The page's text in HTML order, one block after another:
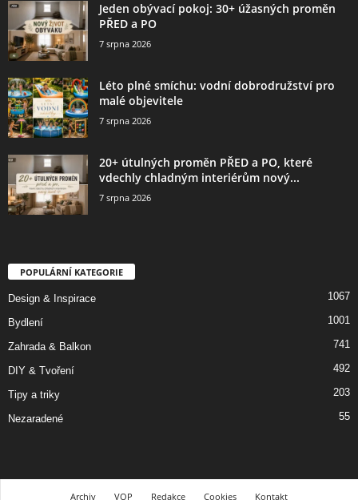
Jeden obývací pokoj: 30+ úžasných proměn
PŘED a PO
7 srpna 2026
Léto plné smíchu: vodní dobrodružství pro
malé objevitele
7 srpna 2026
20+ útulných proměn PŘED a PO, které
vdechly chladným interiérům nový...
7 srpna 2026
POPULÁRNÍ KATEGORIE
Design & Inspirace 1067
Bydlení 1001
Zahrada & Balkon 741
DIY & Tvoření 492
Tipy a triky 203
Nezaradené 55
Archiv VOP Redakce Cookies Kontakt